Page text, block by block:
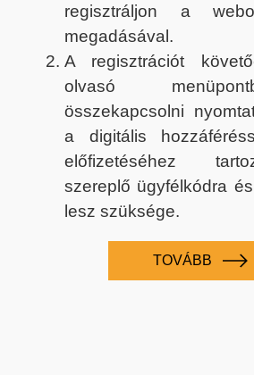
regisztráljon a
megadásával.
A regisztrációt
olvasó
összekapcsolni
a digitális
előfizetéséhez
szereplő ügyfélkódra
lesz szüksége.
TOVÁBB